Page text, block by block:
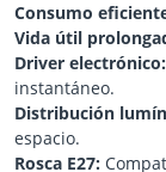
Consumo
Vida útil
Driver electrónico:
instantáneo.
Distribución
espacio.
Rosca E27: